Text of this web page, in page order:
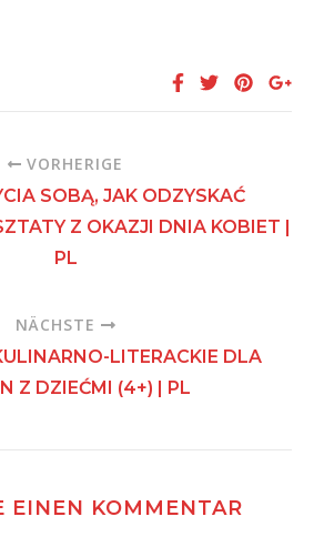
VORHERIGE
SOBĄ, JAK ODZYSKAĆ
Z OKAZJI DNIA KOBIET |
PL
NÄCHSTE
LITERACKIE DLA
Z DZIEĆMI (4+) | PL
EINEN KOMMENTAR